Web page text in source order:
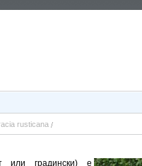
rusticana
или градински) е